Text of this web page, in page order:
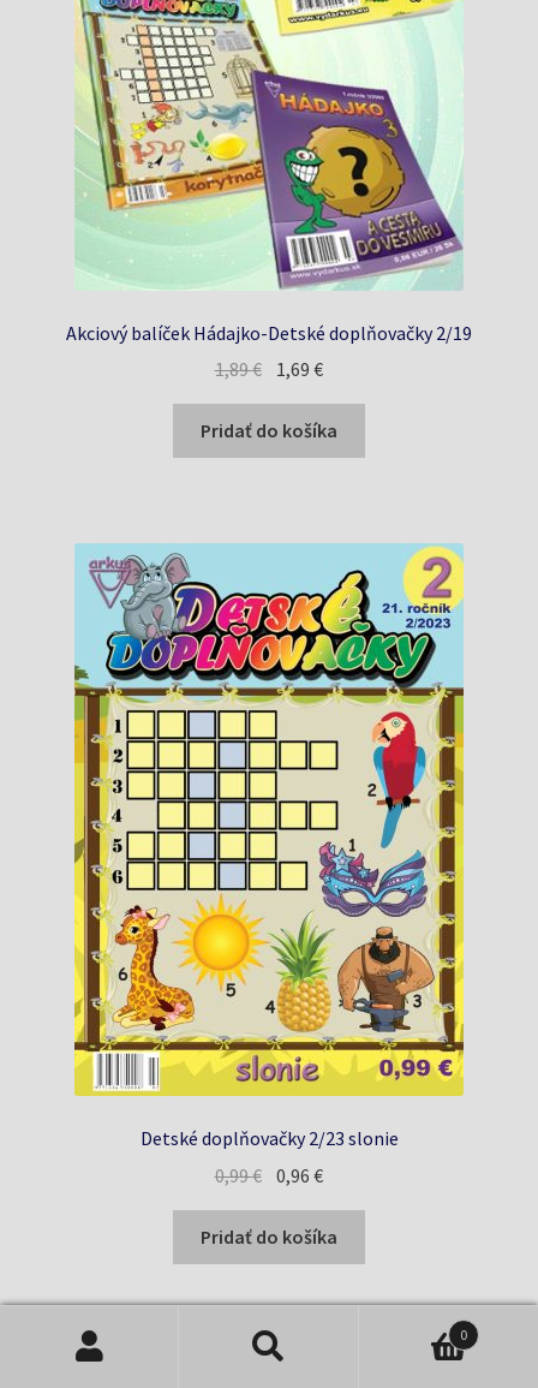
Akciový balíček Hádajko-Detské doplňovačky 2/19
1,89€ Pôvodná
cena
bola:
1,89 €.
1,69€Aktuálna
cena
je:
1,69 €.
Pridať do košíka
Detské doplňovačky 2/23 slonie
0,99€ Pôvodná
bola:
0,99 €.
0,96€Aktuálna
je:
0,96 €.
Pridať do košíka
0